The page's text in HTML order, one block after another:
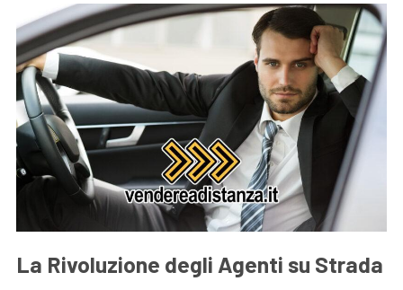
La Rivoluzione degli Agenti su Strada